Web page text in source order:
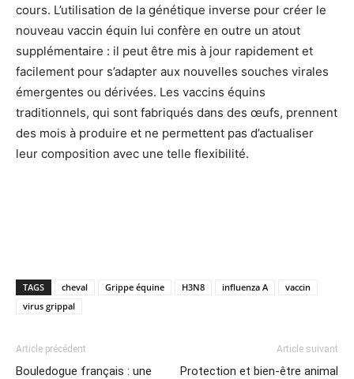
cours. L’utilisation de la génétique inverse pour créer le
nouveau vaccin équin lui confère en outre un atout
supplémentaire : il peut être mis à jour rapidement et
facilement pour s’adapter aux nouvelles souches virales
émergentes ou dérivées. Les vaccins équins
traditionnels, qui sont fabriqués dans des œufs, prennent
des mois à produire et ne permettent pas d’actualiser
leur composition avec une telle flexibilité.
TAGS cheval Grippe équine H3N8 influenza A
vaccin
virus grippal
Article précédent
Bouledogue français : une
Article suivant
Protection et bien-être animal